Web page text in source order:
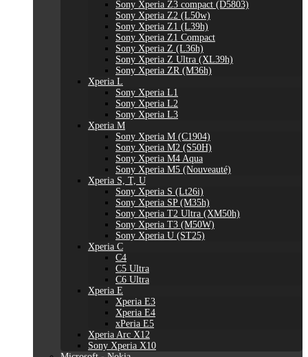
Sony Xperia Z3 compact (D5803)
Sony Xperia Z2 (L50w)
Sony Xperia Z1 (L39h)
Sony Xperia Z1 Compact
Sony Xperia Z (L36h)
Sony Xperia Z Ultra (XL39h)
Sony Xperia ZR (M36h)
Xperia L
Sony Xperia L1
Sony Xperia L2
Sony Xperia L3
Xperia M
Sony Xperia M (C1904)
Sony Xperia M2 (S50H)
Sony Xperia M4 Aqua
Sony Xperia M5 (Nouveauté)
Xperia S, T, U
Sony Xperia S (Lt26i)
Sony Xperia SP (M35h)
Sony Xperia T2 Ultra (XM50h)
Sony Xperia T3 (M50W)
Sony Xperia U (ST25)
Xperia C
C4
C5 Ultra
C6 Ultra
Xperia E
Xperia E3
Xperia E4
xPeria E5
Xperia Arc X12
Sony Xperia X10